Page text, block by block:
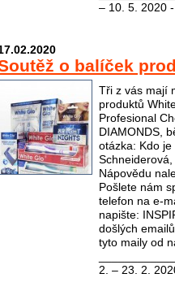
– 10. 5. 2020
o balíček
Tři z vás mají
produktů
Profesional
DIAMONDS,
otázka: Kdo
Nápovědu
Pošlete nám
telefon na e-
napište:
došlých
tyto maily od
2. – 23. 2.